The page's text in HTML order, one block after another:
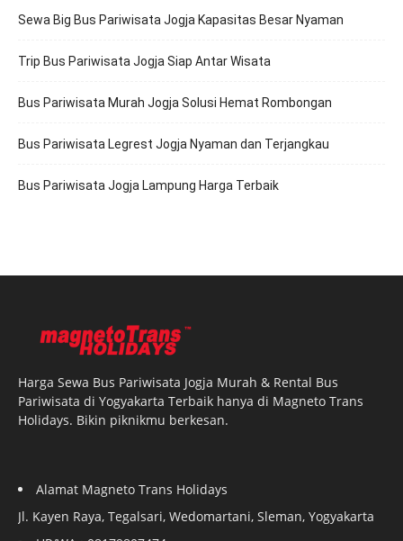
Sewa Big Bus Pariwisata Jogja Kapasitas Besar Nyaman
Trip Bus Pariwisata Jogja Siap Antar Wisata
Bus Pariwisata Murah Jogja Solusi Hemat Rombongan
Bus Pariwisata Legrest Jogja Nyaman dan Terjangkau
Bus Pariwisata Jogja Lampung Harga Terbaik
Harga Sewa Bus Pariwisata Jogja Murah & Rental Bus
Pariwisata di Yogyakarta Terbaik hanya di Magneto Trans
Holidays. Bikin piknikmu berkesan.
Alamat Magneto Trans Holidays
Jl. Kayen Raya, Tegalsari, Wedomartani, Sleman, Yogyakarta